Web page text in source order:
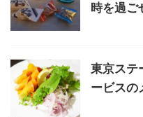
時を過ご
東京ステ
ービスの